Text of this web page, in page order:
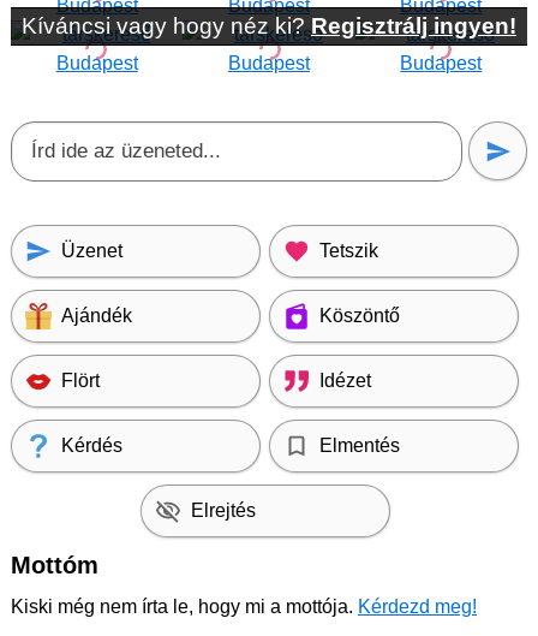
Kíváncsi vagy hogy néz ki?Regisztrálj ingyen!
Üzenet Tetszik
Ajándék Köszöntő
Flört Idézet
Kérdés Elmentés
Elrejtés
Mottóm
Kiski még nem írta le, hogy mi a mottója. Kérdezd meg!